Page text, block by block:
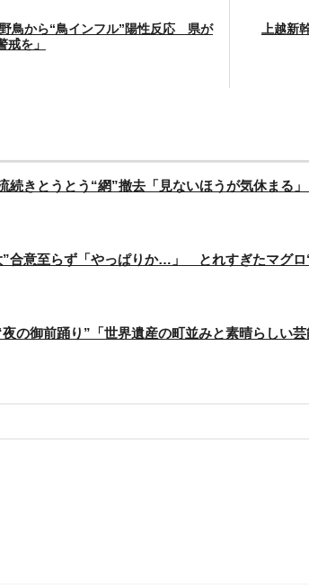
鳥から“鳥インフル”陽性反応 県が
戒を」
上越新
続きとうとう“網”撤去「見ないほうが気休まる
”合意至らず「やっぱりか…」 とれすぎたマグ
の御前踊り”「世界遺産の町並みと素晴らしい